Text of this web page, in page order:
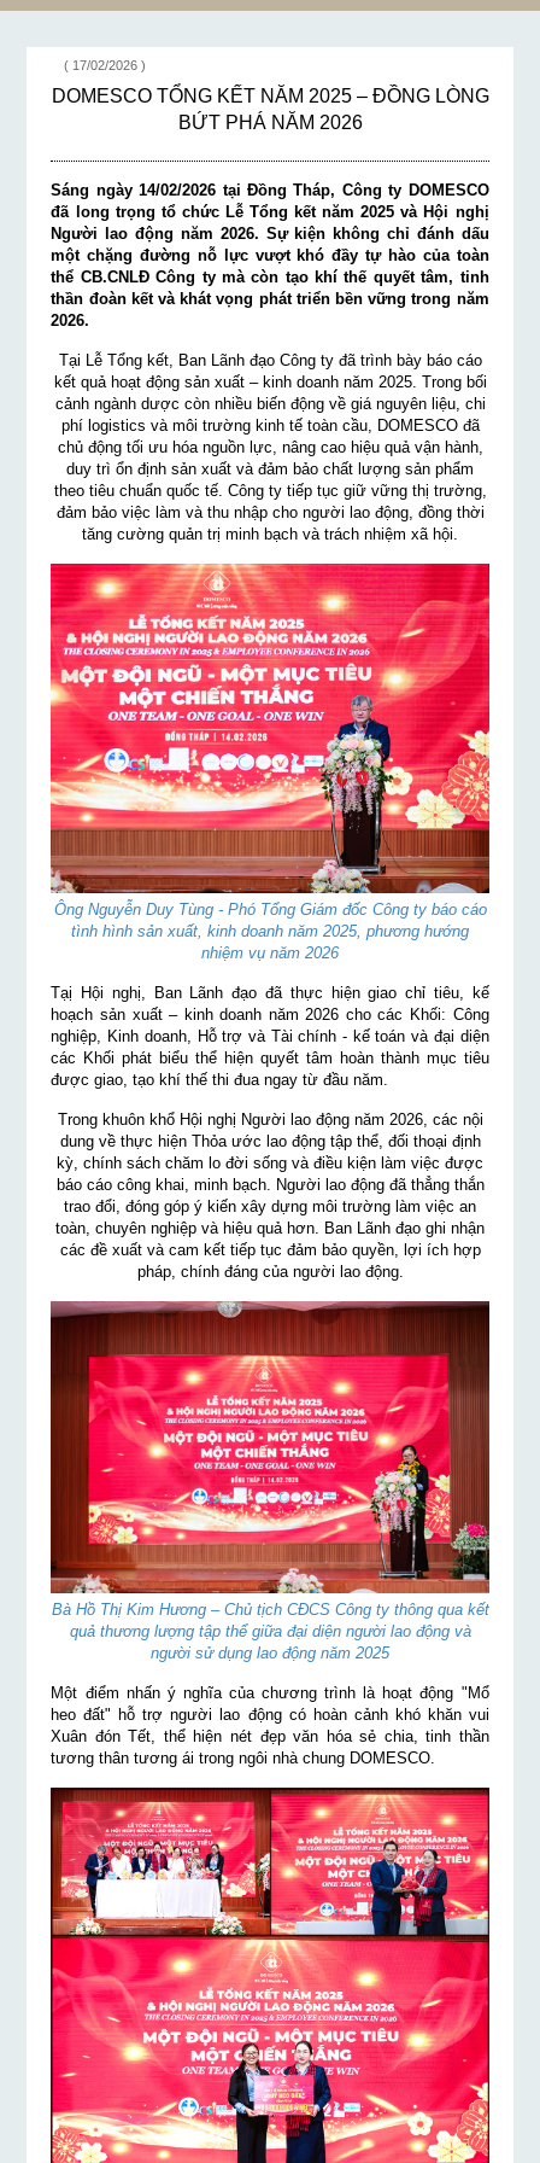
( 17/02/2026 )
DOMESCO TỔNG KẾT NĂM 2025 – ĐỒNG LÒNG
BỨT PHÁ NĂM 2026
Sáng ngày 14/02/2026 tại Đồng Tháp, Công ty DOMESCO
đã long trọng tổ chức Lễ Tổng kết năm 2025 và Hội nghị
Người lao động năm 2026. Sự kiện không chỉ đánh dấu
một chặng đường nỗ lực vượt khó đầy tự hào của toàn
thể CB.CNLĐ Công ty mà còn tạo khí thế quyết tâm, tinh
thần đoàn kết và khát vọng phát triển bền vững trong năm
2026.
Tại Lễ Tổng kết, Ban Lãnh đạo Công ty đã trình bày báo cáo
kết quả hoạt động sản xuất – kinh doanh năm 2025. Trong bối
cảnh ngành dược còn nhiều biến động về giá nguyên liệu, chi
phí logistics và môi trường kinh tế toàn cầu, DOMESCO đã
chủ động tối ưu hóa nguồn lực, nâng cao hiệu quả vận hành,
duy trì ổn định sản xuất và đảm bảo chất lượng sản phẩm
theo tiêu chuẩn quốc tế. Công ty tiếp tục giữ vững thị trường,
đảm bảo việc làm và thu nhập cho người lao động, đồng thời
tăng cường quản trị minh bạch và trách nhiệm xã hội.
Ông Nguyễn Duy Tùng - Phó Tổng Giám đốc Công ty báo cáo
tình hình sản xuất, kinh doanh năm 2025, phương hướng
nhiệm vụ năm 2026
Tạị Hội nghị, Ban Lãnh đạo đã thực hiện giao chỉ tiêu, kế
hoạch sản xuất – kinh doanh năm 2026 cho các Khối: Công
nghiệp, Kinh doanh, Hỗ trợ và Tài chính - kế toán và đại diện
các Khối phát biểu thể hiện quyết tâm hoàn thành mục tiêu
được giao, tạo khí thế thi đua ngay từ đầu năm.
Trong khuôn khổ Hội nghị Người lao động năm 2026, các nội
dung về thực hiện Thỏa ước lao động tập thể, đối thoại định
kỳ, chính sách chăm lo đời sống và điều kiện làm việc được
báo cáo công khai, minh bạch. Người lao động đã thẳng thắn
trao đổi, đóng góp ý kiến xây dựng môi trường làm việc an
toàn, chuyên nghiệp và hiệu quả hơn. Ban Lãnh đạo ghi nhận
các đề xuất và cam kết tiếp tục đảm bảo quyền, lợi ích hợp
pháp, chính đáng của người lao động.
Bà Hồ Thị Kim Hương – Chủ tịch CĐCS Công ty thông qua kết
quả thương lượng tập thể giữa đại diện người lao động và
người sử dụng lao động năm 2025
Một điểm nhấn ý nghĩa của chương trình là hoạt động "Mổ
heo đất" hỗ trợ người lao động có hoàn cảnh khó khăn vui
Xuân đón Tết, thể hiện nét đẹp văn hóa sẻ chia, tinh thần
tương thân tương ái trong ngôi nhà chung DOMESCO.